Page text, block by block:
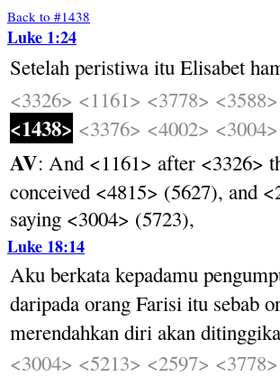
Back to #1438
Luke 1:24
Setelah peristiwa itu Elisabet
<3326> <1161> <3778> <3588>
<1438> <3376> <4002> <3004>
AV: And <1161> after <3326>
conceived <4815> (5627), and
saying <3004> (5723),
Luke 18:14
Aku berkata kepadamu
daripada orang Farisi itu sebab
merendahkan diri akan
<3004> <5213> <2597> <3778>